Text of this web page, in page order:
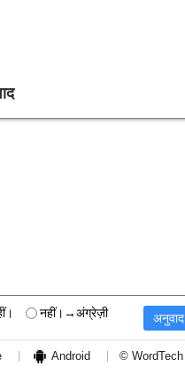
नहीं।→अंग्रेज़ी
Android © WordTech